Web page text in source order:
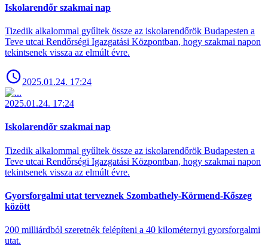
Iskolarendőr szakmai nap
Tizedik alkalommal gyűltek össze az iskolarendőrök Budapesten a
Teve utcai Rendőrségi Igazgatási Központban, hogy szakmai napon
tekintsenek vissza az elmúlt évre.
2025.01.24. 17:24
2025.01.24. 17:24
Iskolarendőr szakmai nap
Tizedik alkalommal gyűltek össze az iskolarendőrök Budapesten a
Teve utcai Rendőrségi Igazgatási Központban, hogy szakmai napon
tekintsenek vissza az elmúlt évre.
Gyorsforgalmi utat terveznek Szombathely-Körmend-Kőszeg
között
200 milliárdból szeretnék felépíteni a 40 kilométernyi gyorsforgalmi
utat.